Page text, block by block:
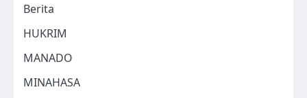
Berita
HUKRIM
MANADO
MINAHASA